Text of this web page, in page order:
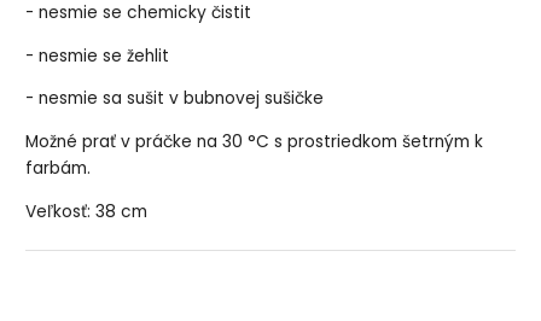
- nesmie se chemicky čistit
- nesmie se žehlit
- nesmie sa sušit v bubnovej sušičke
Možné prať v práčke na 30 °C s prostriedkom šetrným k
farbám.
Veľkosť: 38 cm